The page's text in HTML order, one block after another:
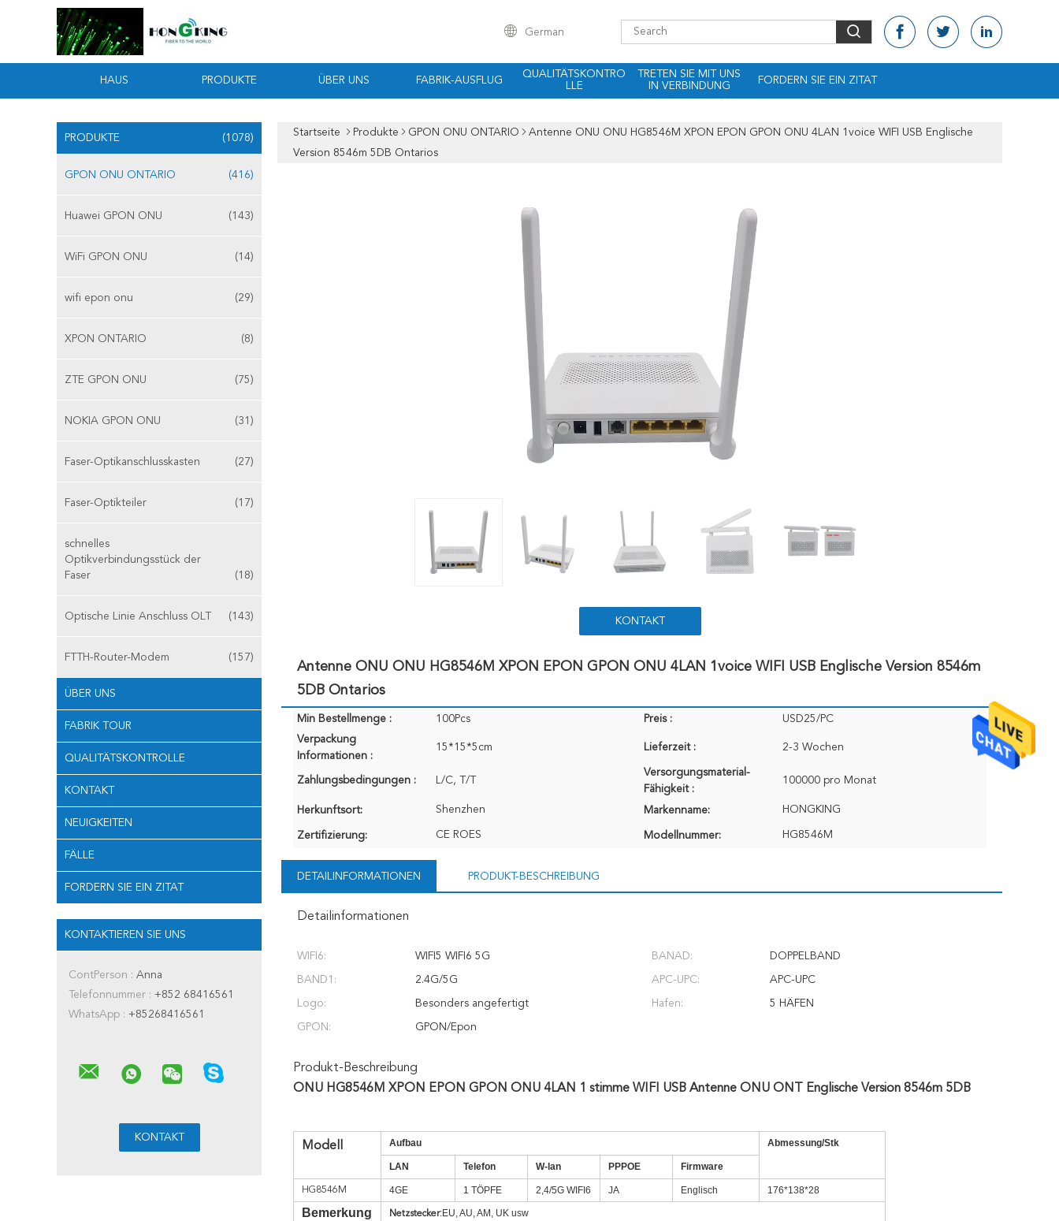
German
HAUS PRODUKTE ÜBER UNS FABRIK-AUSFLUG
QUALITÄTSKONTRO
LLE
TRETEN SIE MIT UNS
IN VERBINDUNG
FORDERN SIE EIN ZITAT
PRODUKTE (1078)
GPON ONU ONTARIO (416)
Huawei GPON ONU (143)
WiFi GPON ONU (14)
wifi epon onu (29)
XPON ONTARIO (8)
ZTE GPON ONU (75)
NOKIA GPON ONU (31)
Faser-Optikanschlusskasten (27)
Faser-Optikteiler (17)
schnelles
Optikverbindungsstück der
Faser
(18)
Optische Linie Anschluss OLT (143)
FTTH-Router-Modem (157)
ÜBER UNS
FABRIK TOUR
QUALITÄTSKONTROLLE
KONTAKT
NEUIGKEITEN
FÄLLE
FORDERN SIE EIN ZITAT
KONTAKTIEREN SIE UNS
ContPerson : Anna
Telefonnummer : +852 68416561
WhatsApp : +85268416561
Startseite Produkte GPON ONU ONTARIO
Antenne ONU ONU HG8546M XPON EPON GPON ONU 4LAN 1voice WIFI USB Englische
Version 8546m 5DB Ontarios
KONTAKT
Antenne ONU ONU HG8546M XPON EPON GPON ONU 4LAN 1voice WIFI USB Englische Version 8546m
5DB Ontarios
Min Bestellmenge : 100Pcs Preis :
USD25/PC
Verpackung
Informationen :
15*15*5cm Lieferzeit : 2-3 Wochen
Zahlungsbedingungen : L/C, T/T
Versorgungsmaterial-
Fähigkeit :
100000 pro Monat
Herkunftsort: Shenzhen Markenname: HONGKING
Zertifizierung: CE ROES Modellnummer: HG8546M
DETAILINFORMATIONEN PRODUKT-BESCHREIBUNG
Detailinformationen
WIFI6: WIFI5 WIFI6 5G BANAD: DOPPELBAND
BAND1: 2.4G/5G APC-UPC: APC-UPC
Logo: Besonders angefertigt Hafen: 5 HÄFEN
GPON: GPON/Epon
Produkt-Beschreibung
ONU HG8546M XPON EPON GPON ONU 4LAN 1 stimme WIFI USB Antenne ONU ONT Englische Version 8546m 5DB
Modell Aufbau Abmessung/Stk
LAN Telefon W-lan PPPOE Firmware
HG8546M 4GE 1 TÖPFE 2,4/5G WIFI6 JA Englisch 176*138*28
Bemerkung
Netzstecker:EU, AU, AM, UK usw